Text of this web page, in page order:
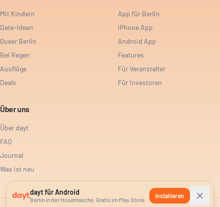
Mit Kindern
Date-Ideen
Queer Berlin
Bei Regen
Ausflüge
Deals
App für Berlin
iPhone App
Android App
Features
Für Veranstalter
Für Investoren
Über uns
Über dayt
FAQ
Journal
Was ist neu
dayt für Android
Berlin in der Hosentasche. Gratis im Play Store.
Installieren